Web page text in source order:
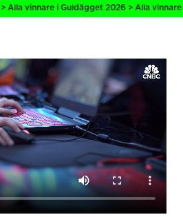
i Guldägget 2026 > Alla vinnare i